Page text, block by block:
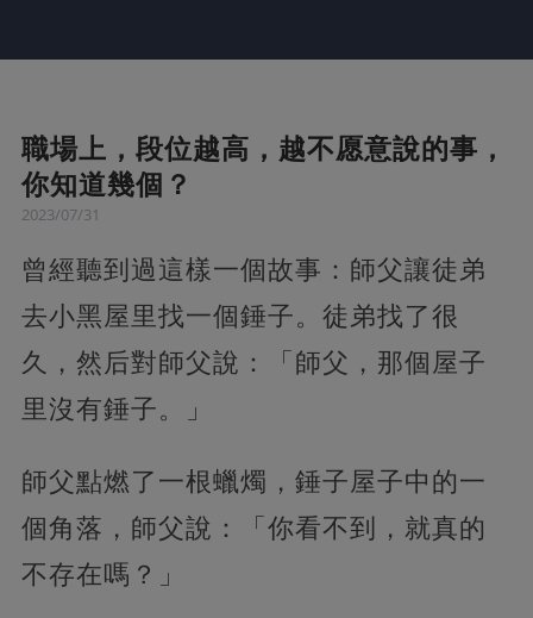
職場上，段位越高，越不愿意說的事，
你知道幾個？
2023/07/31
曾經聽到過這樣一個故事：師父讓徒弟
去小黑屋里找一個錘子。徒弟找了很
久，然后對師父說：「師父，那個屋子
里沒有錘子。」
師父點燃了一根蠟燭，錘子屋子中的一
個角落，師父說：「你看不到，就真的
不存在嗎？」